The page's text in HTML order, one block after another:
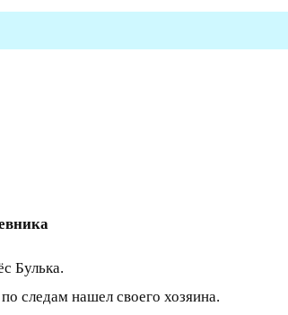
Булька.
следам нашел своего хозяина.